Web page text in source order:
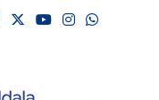
de
facebook
twitter
youtube